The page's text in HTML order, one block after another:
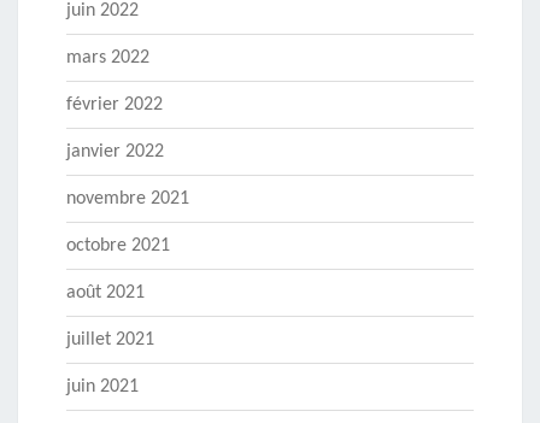
juin 2022
mars 2022
février 2022
janvier 2022
novembre 2021
octobre 2021
août 2021
juillet 2021
juin 2021